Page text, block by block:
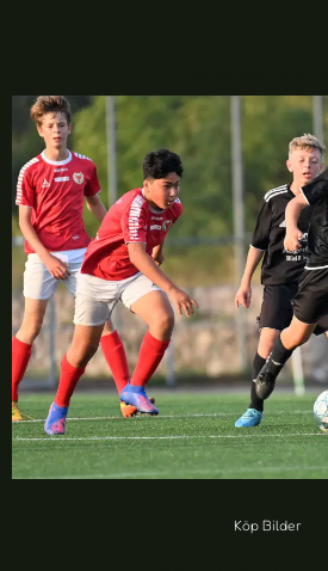
Köp Bilder